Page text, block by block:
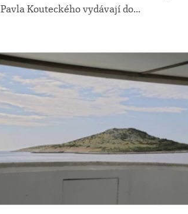
Pavla Kouteckého vydávají do...